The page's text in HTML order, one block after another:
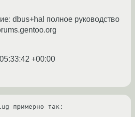
dbus+hal полное руководство
+00:00
примерно так: